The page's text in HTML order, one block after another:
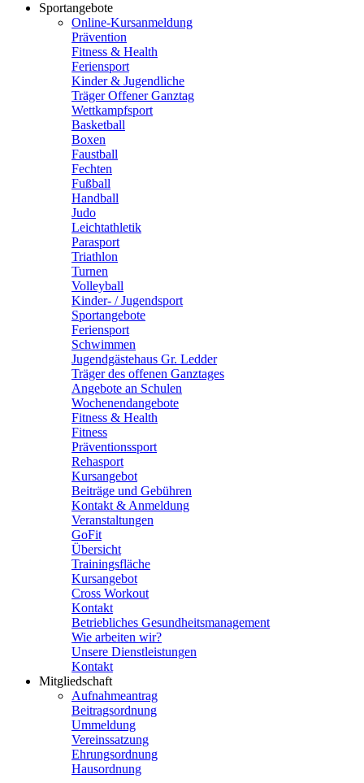
Sportangebote
Online-Kursanmeldung
Prävention
Fitness & Health
Feriensport
Kinder & Jugendliche
Träger Offener Ganztag
Wettkampfsport
Basketball
Boxen
Faustball
Fechten
Fußball
Handball
Judo
Leichtathletik
Parasport
Triathlon
Turnen
Volleyball
Kinder- / Jugendsport
Sportangebote
Feriensport
Schwimmen
Jugendgästehaus Gr. Ledder
Träger des offenen Ganztages
Angebote an Schulen
Wochenendangebote
Fitness & Health
Fitness
Präventionssport
Rehasport
Kursangebot
Beiträge und Gebühren
Kontakt & Anmeldung
Veranstaltungen
GoFit
Übersicht
Trainingsfläche
Kursangebot
Cross Workout
Kontakt
Betriebliches Gesundheitsmanagement
Wie arbeiten wir?
Unsere Dienstleistungen
Kontakt
Mitgliedschaft
Aufnahmeantrag
Beitragsordnung
Ummeldung
Vereinssatzung
Ehrungsordnung
Hausordnung